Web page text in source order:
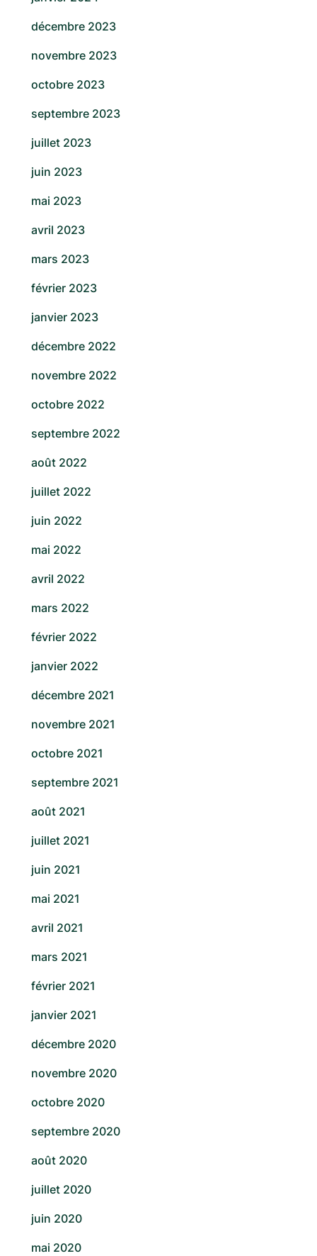
décembre 2023
novembre 2023
octobre 2023
septembre 2023
juillet 2023
juin 2023
mai 2023
avril 2023
mars 2023
février 2023
janvier 2023
décembre 2022
novembre 2022
octobre 2022
septembre 2022
août 2022
juillet 2022
juin 2022
mai 2022
avril 2022
mars 2022
février 2022
janvier 2022
décembre 2021
novembre 2021
octobre 2021
septembre 2021
août 2021
juillet 2021
juin 2021
mai 2021
avril 2021
mars 2021
février 2021
janvier 2021
décembre 2020
novembre 2020
octobre 2020
septembre 2020
août 2020
juillet 2020
juin 2020
mai 2020